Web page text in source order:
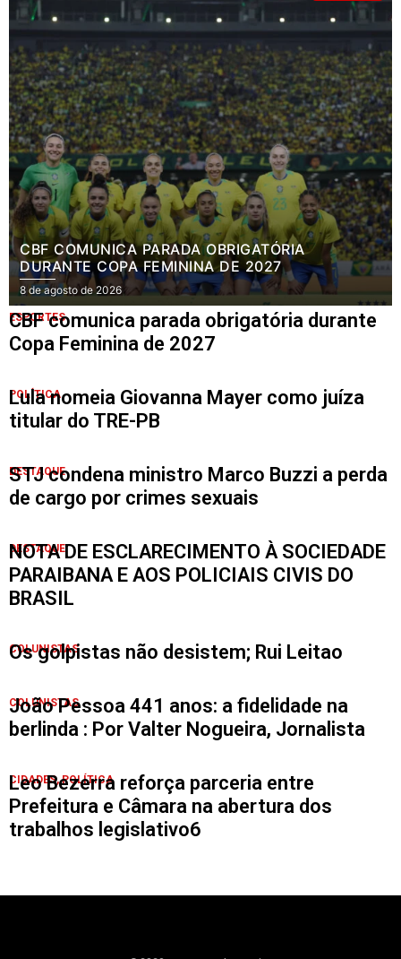
CBF COMUNICA PARADA OBRIGATÓRIA
DURANTE COPA FEMININA DE 2027
8 de agosto de 2026
ESPORTES
CBF comunica parada obrigatória durante
Copa Feminina de 2027
POLÍTICA
Lula nomeia Giovanna Mayer como juíza
titular do TRE-PB
DESTAQUE
STJ condena ministro Marco Buzzi a perda
de cargo por crimes sexuais
DESTAQUE
NOTA DE ESCLARECIMENTO À SOCIEDADE
PARAIBANA E AOS POLICIAIS CIVIS DO
BRASIL
COLUNISTAS
Os golpistas não desistem; Rui Leitao
COLUNISTAS
João Pessoa 441 anos: a fidelidade na
berlinda : Por Valter Nogueira, Jornalista
CIDADES,POLÍTICA
Leo Bezerra reforça parceria entre
Prefeitura e Câmara na abertura dos
trabalhos legislativo6